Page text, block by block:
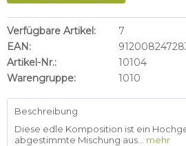
Verfügbare Artikel:
7
EAN:
Artikel-Nr.:
10104
Warengruppe:
1010
Beschreibung
Diese edle Komposition ist ein
abgestimmte Mischung aus...
mehr